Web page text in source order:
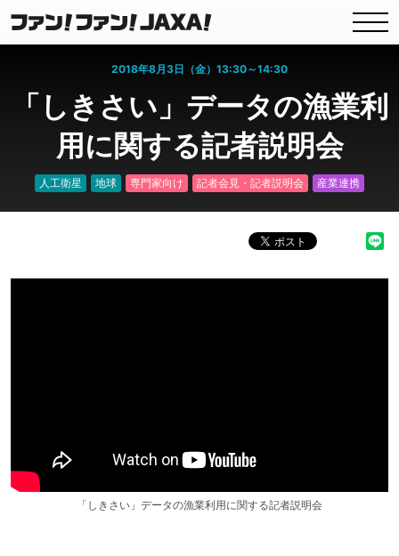
2018年8月3日（金）13:30～14:30
「しきさい」データの漁業利
用に関する記者説明会
人工衛星 地球 専門家向け 記者会見・記者説明会 産業連携
「しきさい」データの漁業利用に関する記者説明会